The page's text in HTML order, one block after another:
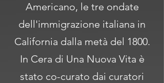
Americano, le tre ondate
dell'immigrazione italiana in
California dalla metà del 1800.
In Cera di Una Nuova Vita è
stato co-curato dai curatori